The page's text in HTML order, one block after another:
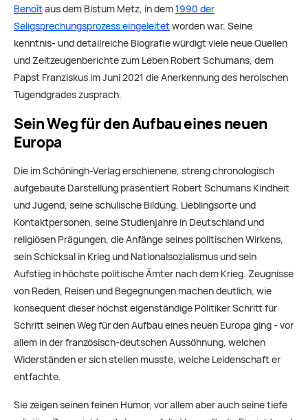
Benoîtaus dem Bistum Metz, in dem1990 der
Seligsprechungsprozess eingeleitetworden war. Seine
kenntnis- und detailreiche Biografie würdigt viele neue Quellen
und Zeitzeugenberichte zum Leben Robert Schumans, dem
Papst Franziskus im Juni 2021 die Anerkennung des heroischen
Tugendgrades zusprach.
Sein Weg für den Aufbau eines neuen
Europa
Die im Schöningh-Verlag erschienene, streng chronologisch
aufgebaute Darstellung präsentiert Robert Schumans Kindheit
und Jugend, seine schulische Bildung, Lieblingsorte und
Kontaktpersonen, seine Studienjahre in Deutschland und
religiösen Prägungen, die Anfänge seines politischen Wirkens,
sein Schicksal in Krieg und Nationalsozialismus und sein
Aufstieg in höchste politische Ämter nach dem Krieg. Zeugnisse
von Reden, Reisen und Begegnungen machen deutlich, wie
konsequent dieser höchst eigenständige Politiker Schritt für
Schritt seinen Weg für den Aufbau eines neuen Europa ging - vor
allem in der französisch-deutschen Aussöhnung, welchen
Widerständen er sich stellen musste, welche Leidenschaft er
entfachte.
Sie zeigen seinen feinen Humor, vor allem aber auch seine tiefe